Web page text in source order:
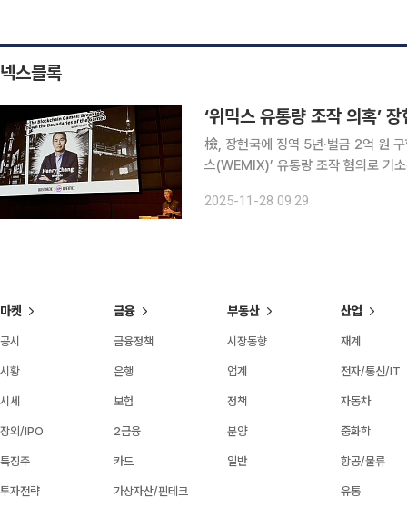
넥스블록
‘위믹스 유통량 조작 의혹’
檢, 장현국에 징역 5년·벌금 2억 원 구형法
스(WEMIX)’ 유통량 조작 혐의로 기
된 장 대표의 항소심 선고기일을 열고
2025-11-28 09:29
마켓
공시
시황
시세
장외/IPO
특징주
투자전략
금융
금융정책
은행
보험
2금융
카드
가상자산/핀테크
부동산
시장동향
업계
정책
분양
일반
산업
재계
전자/통신/IT
자동차
중화학
항공/물류
유통